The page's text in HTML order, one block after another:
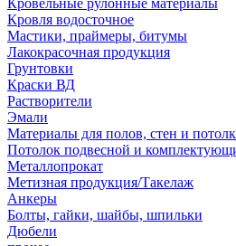
Кровельные рулонные материалы
Кровля водосточное
Мастики, праймеры, битумы
Лакокрасочная продукция
Грунтовки
Краски ВД
Растворители
Эмали
Материалы для полов, стен и
Потолок подвесной и
Металлопрокат
Метизная продукция/Такелаж
Анкеры
Болты, гайки, шайбы, шпильки
Дюбели